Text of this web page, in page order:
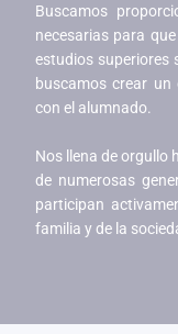
Buscamos
necesarias para
estudios superiores
buscamos crear
con el alumnado.
Nos llena de orgullo
de numerosas
participan
familia y de la